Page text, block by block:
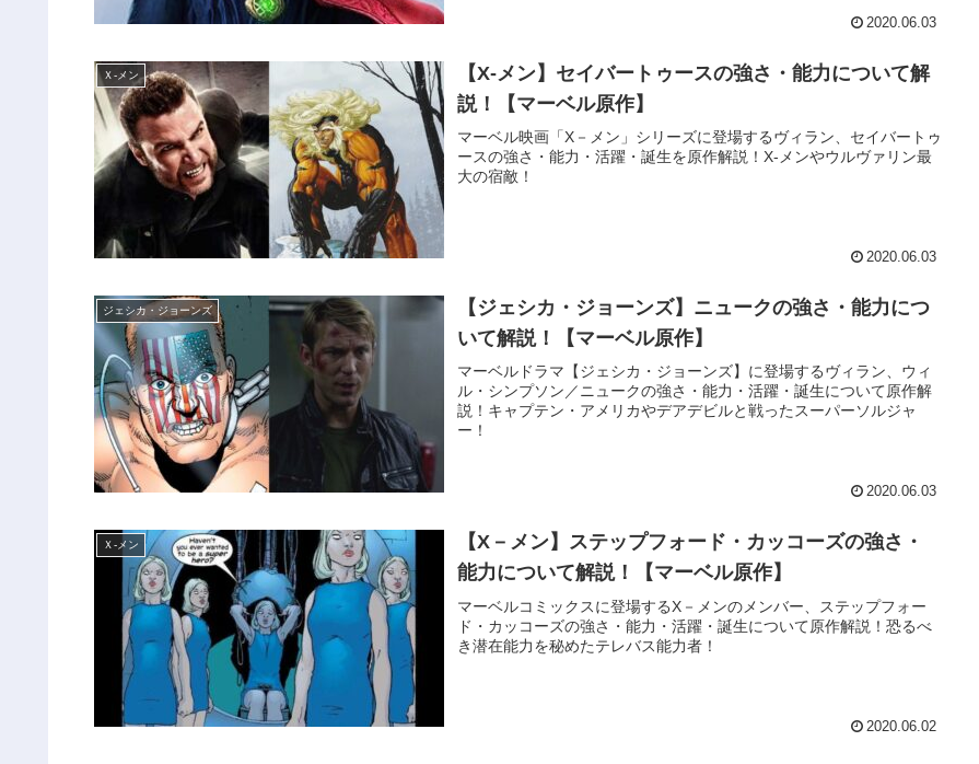
2020.06.03
Ｘ‐メン
【X-メン】セイバートゥースの強さ・能力について解
説！【マーベル原作】
マーベル映画「X－メン」シリーズに登場するヴィラン、セイバートゥ
ースの強さ・能力・活躍・誕生を原作解説！X-メンやウルヴァリン最
大の宿敵！
2020.06.03
ジェシカ・ジョーンズ
【ジェシカ・ジョーンズ】ニュークの強さ・能力につ
いて解説！【マーベル原作】
マーベルドラマ【ジェシカ・ジョーンズ】に登場するヴィラン、ウィ
ル・シンプソン／ニュークの強さ・能力・活躍・誕生について原作解
説！キャプテン・アメリカやデアデビルと戦ったスーパーソルジャ
ー！
2020.06.03
Ｘ‐メン
【X－メン】ステップフォード・カッコーズの強さ・
能力について解説！【マーベル原作】
マーベルコミックスに登場するX－メンのメンバー、ステップフォー
ド・カッコーズの強さ・能力・活躍・誕生について原作解説！恐るべ
き潜在能力を秘めたテレバス能力者！
2020.06.02